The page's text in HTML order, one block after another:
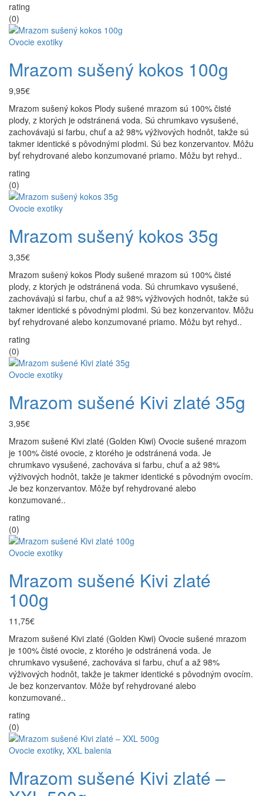
rating
(0)
Ovocie exotiky
Mrazom sušený kokos 100g
9,95€
Mrazom sušený kokos Plody sušené mrazom sú 100% čisté
plody, z ktorých je odstránená voda. Sú chrumkavo vysušené,
zachovávajú si farbu, chuť a až 98% výživových hodnôt, takže sú
takmer identické s pôvodnými plodmi. Sú bez konzervantov. Môžu
byť rehydrované alebo konzumované priamo. Môžu byt rehyd..
rating
(0)
Ovocie exotiky
Mrazom sušený kokos 35g
3,35€
Mrazom sušený kokos Plody sušené mrazom sú 100% čisté
plody, z ktorých je odstránená voda. Sú chrumkavo vysušené,
zachovávajú si farbu, chuť a až 98% výživových hodnôt, takže sú
takmer identické s pôvodnými plodmi. Sú bez konzervantov. Môžu
byť rehydrované alebo konzumované priamo. Môžu byt rehyd..
rating
(0)
Ovocie exotiky
Mrazom sušené Kivi zlaté 35g
3,95€
Mrazom sušené Kivi zlaté (Golden Kiwi) Ovocie sušené mrazom
je 100% čisté ovocie, z ktorého je odstránená voda. Je
chrumkavo vysušené, zachováva si farbu, chuť a až 98%
výživových hodnôt, takže je takmer identické s pôvodným ovocím.
Je bez konzervantov. Môže byť rehydrované alebo
konzumované..
rating
(0)
Ovocie exotiky
Mrazom sušené Kivi zlaté
100g
11,75€
Mrazom sušené Kivi zlaté (Golden Kiwi) Ovocie sušené mrazom
je 100% čisté ovocie, z ktorého je odstránená voda. Je
chrumkavo vysušené, zachováva si farbu, chuť a až 98%
výživových hodnôt, takže je takmer identické s pôvodným ovocím.
Je bez konzervantov. Môže byť rehydrované alebo
konzumované..
rating
(0)
Ovocie exotiky, XXL balenia
Mrazom sušené Kivi zlaté –